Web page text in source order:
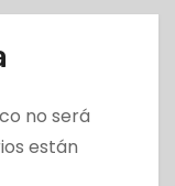
no será
están